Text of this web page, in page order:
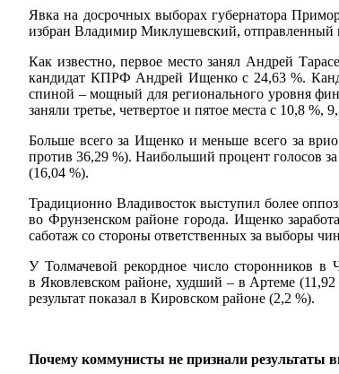
Явка на досрочных выборах губернатора
избран Владимир Миклушевский, отправленный
Как известно, первое место занял Андрей
кандидат КПРФ Андрей Ищенко с 24,63 %.
спиной – мощный для регионального уровня
заняли третье, четвертое и пятое места с 10,8 %,
Больше всего за Ищенко и меньше всего за
против 36,29 %). Наибольший процент голосов
(16,04 %).
Традиционно Владивосток выступил более
во Фрунзенском районе города. Ищенко
саботаж со стороны ответственных за выборы
У Толмачевой рекордное число сторонников в
в Яковлевском районе, худший – в Артеме
результат показал в Кировском районе (2,2 %).
Почему коммунисты не признали результаты